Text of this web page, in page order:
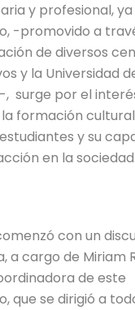
y profesional,
-promovido a
de diversos
y la Universidad
, surge por el
formación
y su
en la sociedad.
con un
a cargo de Miriam
de este
que se dirigió a